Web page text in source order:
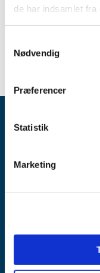
de har indsamlet fra
Nødvendig
Præferencer
Statistik
Marketing
Emner
Lægemiddelstyrelsen
Email: